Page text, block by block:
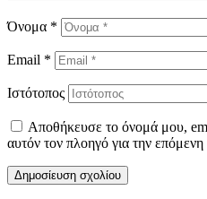
Όνομα *
Email *
Ιστότοπος
Αποθήκευσε το όνομά μου,
αυτόν τον πλοηγό για την